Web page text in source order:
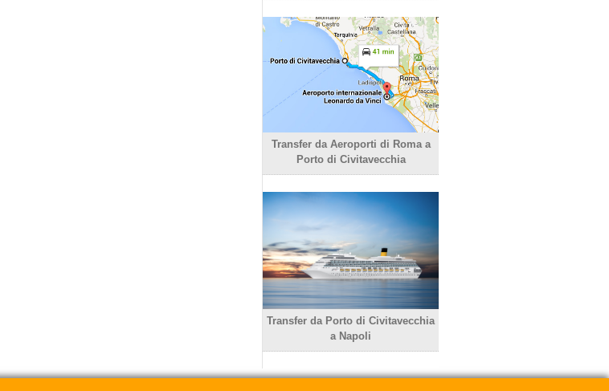
Transfer da Aeroporti di Roma a
Porto di Civitavecchia
Transfer da Porto di Civitavecchia
a Napoli